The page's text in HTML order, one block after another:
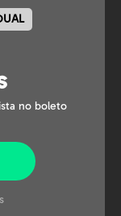
no boleto